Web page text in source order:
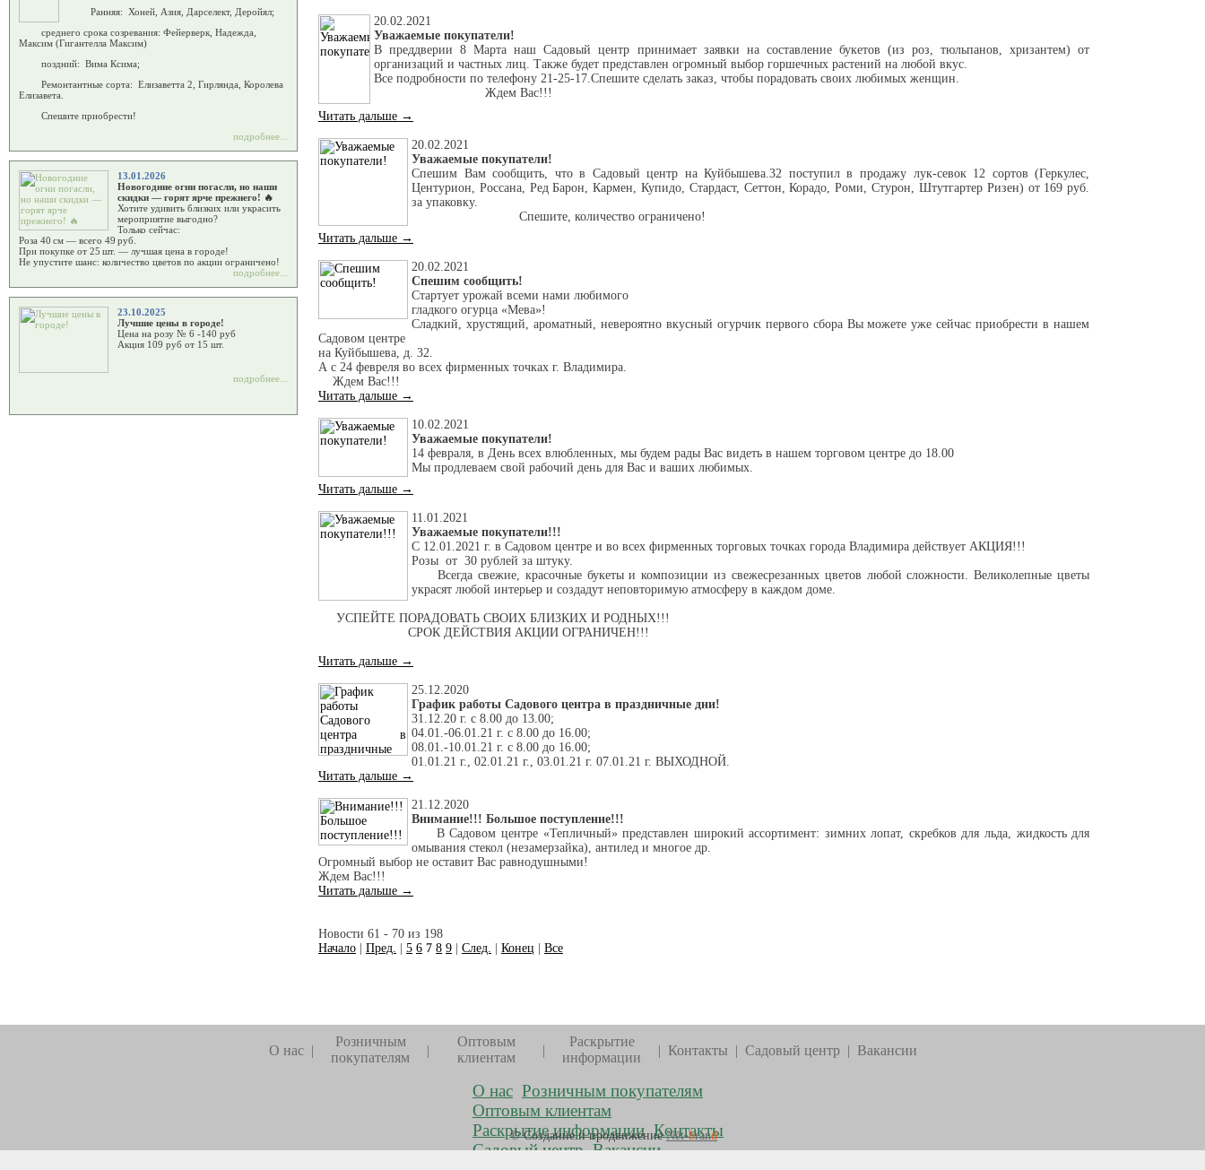
Ранняя: Хоней, Азия, Дарселект, Деройял;
среднего срока созревания: Фейерверк, Надежда,
Максим (Гигантелла Максим)
поздний: Вима Ксима;
Ремонтантные сорта: Елизаветта 2, Гирлянда, Королева
Елизавета.
Спешите приобрести!
подробнее...
13.01.2026
Новогодние огни погасли, но наши
скидки — горят ярче прежнего! 🔥
Хотите удивить близких или украсить
мероприятие выгодно?
Только сейчас:
Роза 40 см — всего 49 руб.
При покупке от 25 шт. — лучшая цена в городе!
Не упустите шанс: количество цветов по акции ограничено!
подробнее...
23.10.2025
Лучшие цены в городе!
Цена на розу № 6 -140 руб
Акция 109 руб от 15 шт.
подробнее...
20.02.2021
Уважаемые покупатели!
В преддверии 8 Марта наш Садовый центр принимает заявки на составление букетов (из роз, тюльпанов, хризантем) от
организаций и частных лиц. Также будет представлен огромный выбор горшечных растений на любой вкус.
Все подробности по телефону 21-25-17.Спешите сделать заказ, чтобы порадовать своих любимых женщин.
Ждем Вас!!!
Читать дальше →
20.02.2021
Уважаемые покупатели!
Спешим Вам сообщить, что в Садовый центр на Куйбышева.32 поступил в продажу лук-севок 12 сортов (Геркулес,
Центурион, Россана, Ред Барон, Кармен, Купидо, Стардаст, Сеттон, Корадо, Роми, Стурон, Штутгартер Ризен) от 169 руб.
за упаковку.
Спешите, количество ограничено!
Читать дальше →
20.02.2021
Спешим сообщить!
Стартует урожай всеми нами любимого
гладкого огурца «Мева»!
Сладкий, хрустящий, ароматный, невероятно вкусный огурчик первого сбора Вы можете уже сейчас приобрести в нашем
Садовом центре
на Куйбышева, д. 32.
А с 24 февреля во всех фирменных точках г. Владимира.
Ждем Вас!!!
Читать дальше →
10.02.2021
Уважаемые покупатели!
14 февраля, в День всех влюбленных, мы будем рады Вас видеть в нашем торговом центре до 18.00
Мы продлеваем свой рабочий день для Вас и ваших любимых.
Читать дальше →
11.01.2021
Уважаемые покупатели!!!
С 12.01.2021 г. в Садовом центре и во всех фирменных торговых точках города Владимира действует АКЦИЯ!!!
Розы от 30 рублей за штуку.
Всегда свежие, красочные букеты и композиции из свежесрезанных цветов любой сложности. Великолепные цветы
украсят любой интерьер и создадут неповторимую атмосферу в каждом доме.
УСПЕЙТЕ ПОРАДОВАТЬ СВОИХ БЛИЗКИХ И РОДНЫХ!!!
СРОК ДЕЙСТВИЯ АКЦИИ ОГРАНИЧЕН!!!
Читать дальше →
25.12.2020
График работы Садового центра в праздничные дни!
31.12.20 г. с 8.00 до 13.00;
04.01.-06.01.21 г. с 8.00 до 16.00;
08.01.-10.01.21 г. с 8.00 до 16.00;
01.01.21 г., 02.01.21 г., 03.01.21 г. 07.01.21 г. ВЫХОДНОЙ.
Читать дальше →
21.12.2020
Внимание!!! Большое поступление!!!
В Садовом центре «Тепличный» представлен широкий ассортимент: зимних лопат, скребков для льда, жидкость для
омывания стекол (незамерзайка), антилед и многое др.
Огромный выбор не оставит Вас равнодушными!
Ждем Вас!!!
Читать дальше →
Новости 61 - 70 из 198
Начало | Пред. | 5 6 7 8 9 | След. | Конец | Все
О нас |
Розничным
покупателям
|
Оптовым
клиентам
|
Раскрытие
информации
| Контакты | Садовый центр | Вакансии
О нас Розничным покупателям
Оптовым клиентам
Раскрытие информации Контакты
Садовый центр Вакансии
© Создание и продвижениеNet-brand